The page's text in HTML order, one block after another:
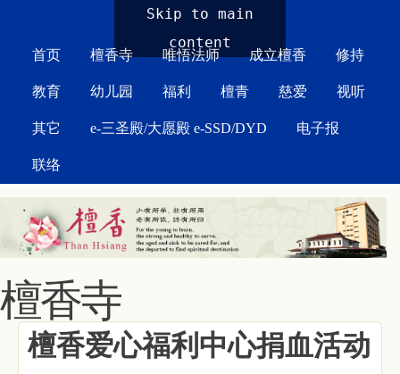
Skip to main
content
首页 檀香寺 唯悟法师 成立檀香 修持
教育 幼儿园 福利 檀青 慈爱 视听
其它 e-三圣殿/大愿殿 e-SSD/DYD 电子报
联络
檀香寺
檀香爱心福利中心捐血活动